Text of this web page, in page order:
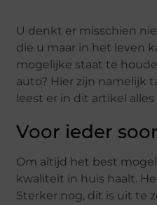
U denkt er misschien
die u maar in het leven
mogelijke staat te
auto? Hier zijn namelijk
leest er in dit artikel alles
Voor ieder
Om altijd het best
kwaliteit in huis haalt.
Sterker nog, dit is uit te